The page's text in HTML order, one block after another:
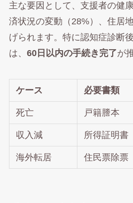
主な要因として、支援者の健
済状況の変動（28%）、住居
げられます。特に認知症診断
は、 60日以内の手続き完了が
ケース 必要書類
死亡 戸籍謄本
収入減 所得証明書
海外転居 住民票除票